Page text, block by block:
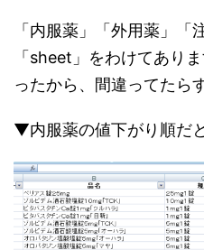
「内服薬」「外用薬」「
「sheet」をわけてあり
ったから、間違ってたら
▼内服薬の値下がり順だ